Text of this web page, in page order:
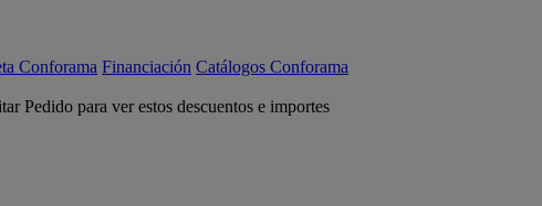
Conforama Financiación Catálogos Conforama
Pedido para ver estos descuentos e importes